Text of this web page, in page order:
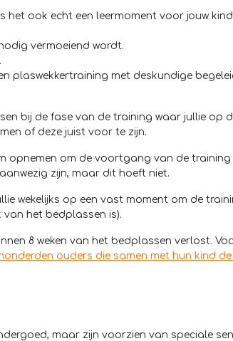
ook echt een leermoment voor jouw
vermoeiend wordt.
plaswekkertraining met deskundige
bij de fase van de training waar jullie op
of deze juist voor te zijn.
om de voortgang van de
zijn, maar dit hoeft niet.
wekelijks op een vast moment om de
het bedplassen is).
8 weken van het bedplassen verlost.
ouders die samen met hun kind
maar zijn voorzien van speciale